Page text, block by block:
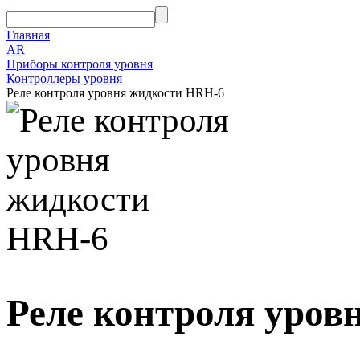
Главная
AR
Приборы контроля уровня
Контроллеры уровня
Реле контроля уровня жидкости HRH-6
Реле контроля